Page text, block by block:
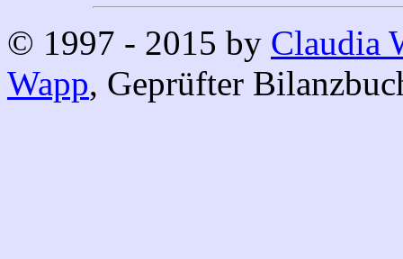
© 1997 - 2015 by Claudia
Wapp, Geprüfter